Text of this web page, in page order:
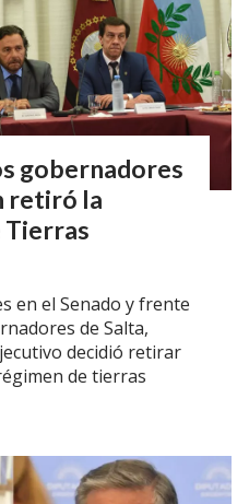
gobernadores
retiró la
Tierras
en el Senado y frente
de Salta,
decidió retirar
de tierras